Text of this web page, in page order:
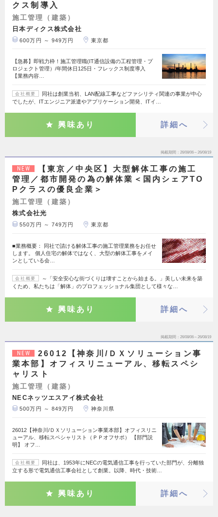
クス制導入
施工管理（建築）
日本ディクス株式会社
600万円 ～ 949万円 東京都
【急募】即戦力枠！施工管理職(IT通信設備の工程管理・プ
ロジェクト管理）/年間休日125日・フレックス制度導入
【業務内容…
会社概要
同社は創業当初、LAN配線工事などファシリティ関連の事業が中心
でしたが、ITエンジニア派遣やアプリケーション開発、ITイ…
興味あり 詳細へ
掲載期間 26/08/06～26/08/19
NEW
【東京／中央区】大型解体工事の施工
管理／都市開発の為の解体業＜国内シェアTO
Pクラスの優良企業＞
施工管理（建築）
株式会社光
550万円 ～ 749万円 東京都
■業務概要： 同社で請ける解体工事の施工管理業務をお任せ
します。 個人住宅の解体ではなく、大型の解体工事をメイ
ンとしている会…
会社概要
～「安全安心な街づくりは壊すことから始まる。」美しい未来を築
くため、私たちは「解体」のプロフェッショナル集団として様々な…
興味あり 詳細へ
掲載期間 26/08/06～26/08/19
NEW
26012【神奈川/ＤＸソリューション事
業本部】オフィスリニューアル、移転スペシ
ャリスト
施工管理（建築）
NECネッツエスアイ株式会社
500万円 ～ 849万円 神奈川県
26012【神奈川/ＤＸソリューション事業本部】オフィスリニ
ューアル、移転スペシャリスト（ＰＰオフサポ） 【部門説
明】 オフ…
会社概要
同社は、1953年にNECの電気通信工事を行っていた部門が、分離独
立する形で電気通信工事会社として創業。以降、時代・技術…
興味あり 詳細へ